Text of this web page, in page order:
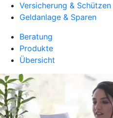
Versicherung & Schützen
Geldanlage & Sparen
Beratung
Produkte
Übersicht